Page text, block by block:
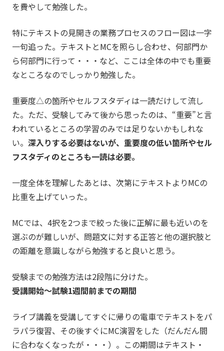
を費やして勉強した。
特にテキストの見開きの業務プロセスのフロー図は一字
一句追った。テキストとMCを照らし合わせ、何部門か
ら何部門に行って・・・など、ここは全体の中でも重要
なところなのでしっかり勉強した。
重要度△の箇所やセルフスタディは一読だけして流し
た。ただ、受験してみて後から思ったのは、“重要”と言
われているところの学習のみでは足りないかもしれな
い。 深入りする必要はないが、重要度の低い箇所やセル
フスタディのところも一読は必要。
一度全体を理解したあとは、次第にテキストよりMCの
比重を上げていった。
MCでは、4択を2つまで絞った後に正解に最も近いのを
選ぶのが難しいが、問題文に対する正答と他の選択肢と
の距離を意識しながら勉強すると良いと思う。
受験までの勉強方法は2段階に分けた。
受講開始～試験1週間前までの期間
ライブ講義を受講してすぐに帰りの電車でテキストをパ
ラパラ復習、その後すぐにMC演習をした（だんだん間
に合わなくなったが・・・）。この期間はテキスト・